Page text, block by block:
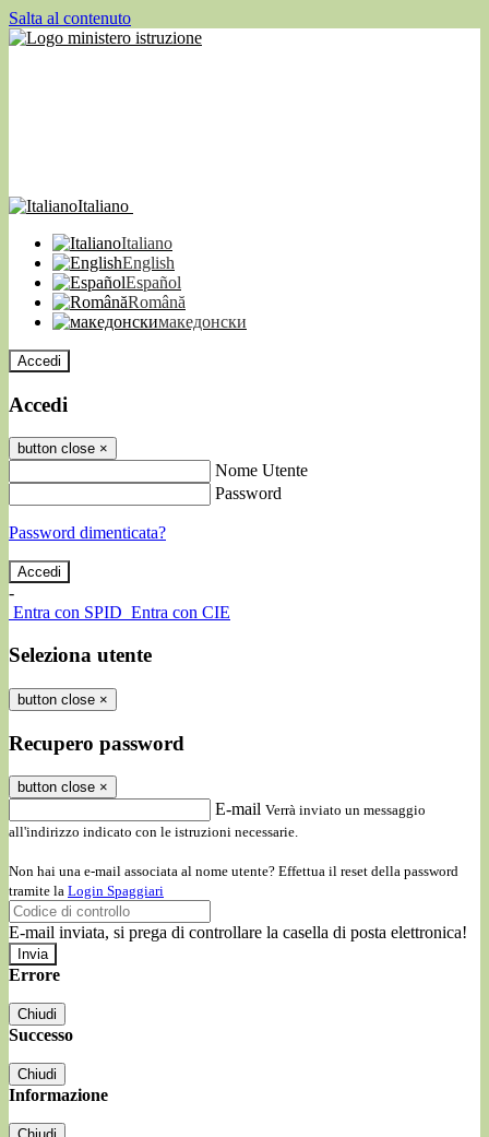
Salta al contenuto
Italiano
Italiano
English
Español
Română
македонски
Accedi
Accedi
button close ×
Nome Utente
Password
Password dimenticata?
-
Entra con SPID Entra con CIE
Seleziona utente
button close ×
Recupero password
button close ×
E-mail Verrà inviato un messaggio
all'indirizzo indicato con le istruzioni necessarie.
Non hai una e-mail associata al nome utente? Effettua il reset della password
tramite la Login Spaggiari
E-mail inviata, si prega di controllare la casella di posta elettronica!
Errore
Chiudi
Successo
Chiudi
Informazione